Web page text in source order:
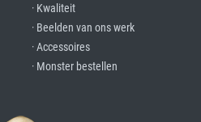
· Kwaliteit
· Beelden van ons werk
· Accessoires
· Monster bestellen